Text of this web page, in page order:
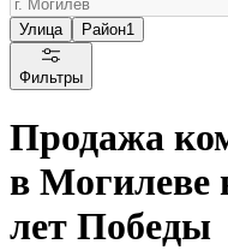
Улица Район1
Фильтры
Продажа
в Могилеве
лет Победы